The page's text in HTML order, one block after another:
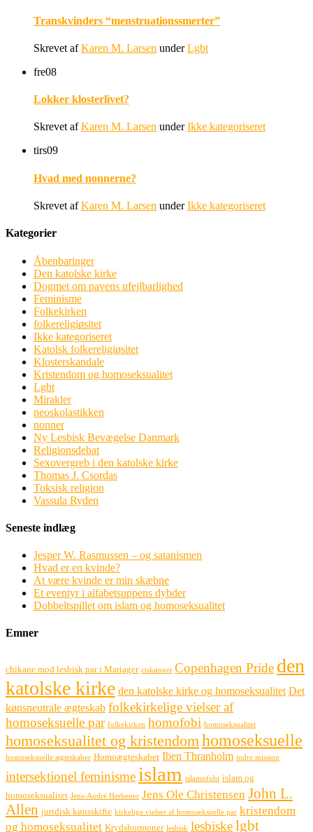
Transkvinders “menstruationssmerter”
Skrevet afKaren M. Larsen underLgbt
fre08
Lokker klosterlivet?
Skrevet afKaren M. Larsen underIkke kategoriseret
tirs09
Hvad med nonnerne?
Skrevet afKaren M. Larsen underIkke kategoriseret
Kategorier
Åbenbaringer
Den katolske kirke
Dogmet om pavens ufejlbarlighed
Feminisme
Folkekirken
folkereligiøsitet
Ikke kategoriseret
Katolsk folkereligiøsitet
Klosterskandale
Kristendom og homoseksualitet
Lgbt
Mirakler
neoskolastikken
nonner
Ny Lesbisk Bevægelse Danmark
Religionsdebat
Sexovergreb i den katolske kirke
Thomas J. Csordas
Toksisk religion
Vassula Ryden
Seneste indlæg
Jesper W. Rasmussen – og satanismen
Hvad er en kvinde?
At være kvinde er min skæbne
Et eventyr i alfabetsuppens dybder
Dobbeltspillet om islam og homoseksualitet
Emner
chikane mod lesbisk par i Mariager ciskønnet Copenhagen Pride den
katolske kirke den katolske kirke og homoseksualitet Det
kønsneutrale ægteskab folkekirkelige vielser af
homoseksuelle par folkekirken homofobi homoseksualitet
homoseksualitet og kristendom homoseksuelle
homoseksuelle ægteskaber Homoægteskabet Iben Thranholm indre mission
intersektionel feminisme islam islamofobi islam og
homoseksualitet Jens-André Herbener Jens Ole Christensen John L.
Allen juridisk kønsskifte kirkelige vielser af homoseksuelle par kristendom
og homoseksualitet Krydshormoner lesbisk lesbiskelgbt